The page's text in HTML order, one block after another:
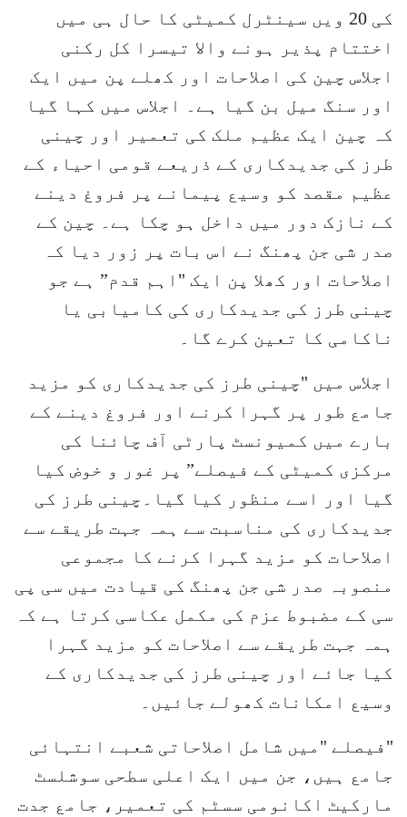
کی 20 ویں سینٹرل کمیٹی کا حال ہی میں
اختتام پذیر ہونے والا تیسرا کل رکنی
اجلاس چین کی اصلاحات اور کھلے پن میں ایک
اور سنگ میل بن گیا ہے۔ اجلاس میں کہا گیا
کہ چین ایک عظیم ملک کی تعمیر اور چینی
طرز کی جدیدکاری کے ذریعے قومی احیاء کے
عظیم مقصد کو وسیع پیمانے پر فروغ دینے
کے نازک دور میں داخل ہو چکا ہے۔ چین کے
صدر شی جن پھنگ نے اس بات پر زور دیا کہ
اصلاحات اور کھلا پن ایک "اہم قدم” ہے جو
چینی طرز کی جدیدکاری کی کامیابی یا
ناکامی کا تعین کرے گا۔
اجلاس میں "چینی طرز کی جدیدکاری کو مزید
جامع طور پر گہرا کرنے اور فروغ دینے کے
بارے میں کمیونسٹ پارٹی آف چائنا کی
مرکزی کمیٹی کے فیصلے” پر غور و خوض کیا
گیا اور اسے منظور کیا گیا۔چینی طرز کی
جدیدکاری کی مناسبت سے ہمہ جہت طریقے سے
اصلاحات کو مزید گہرا کرنے کا مجموعی
منصوبہ صدر شی جن پھنگ کی قیادت میں سی پی
سی کے مضبوط عزم کی مکمل عکاسی کرتا ہے کہ
ہمہ جہت طریقے سے اصلاحات کو مزید گہرا
کیا جائے اور چینی طرز کی جدیدکاری کے
وسیع امکانات کھولے جائیں۔
"فیصلے "میں شامل اصلاحاتی شعبے انتہائی
جامع ہیں، جن میں ایک اعلی سطحی سوشلسٹ
مارکیٹ اکانومی سسٹم کی تعمیر، جامع جدت